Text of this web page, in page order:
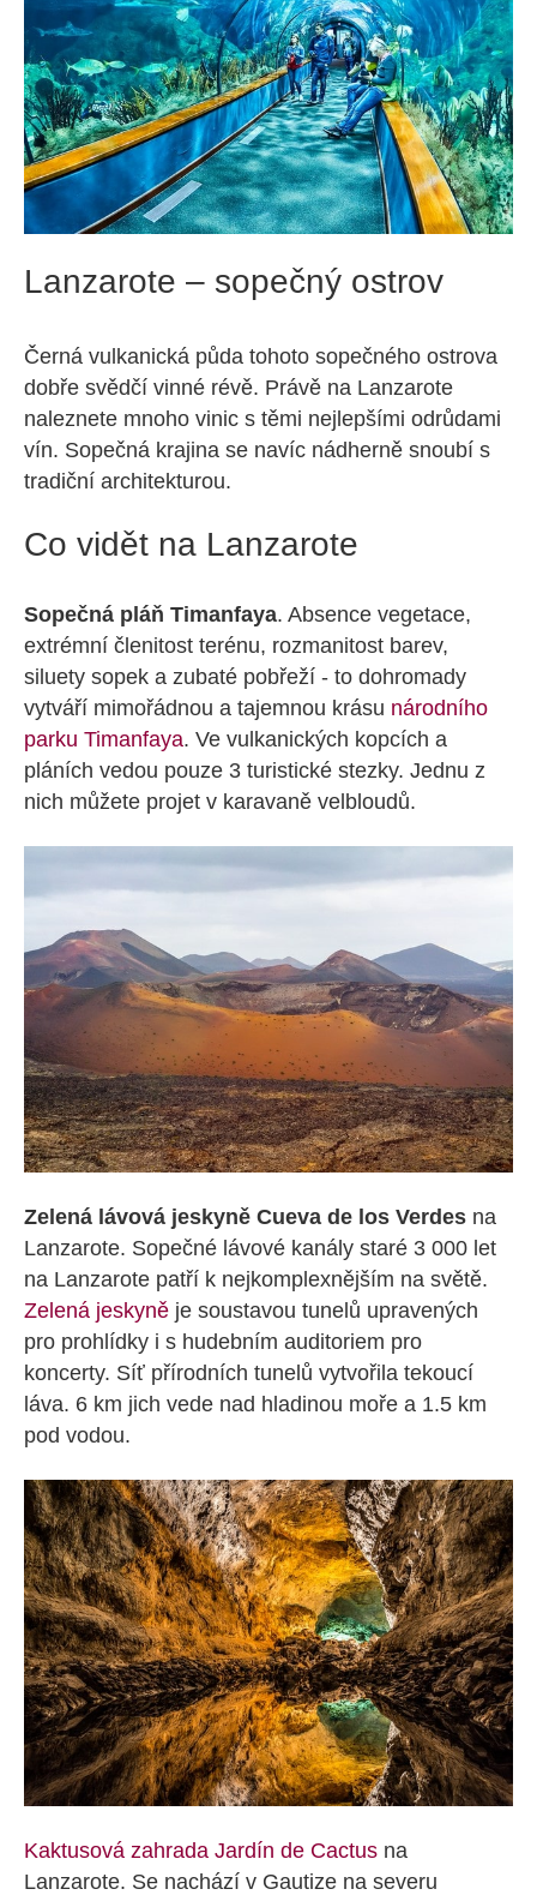
Lanzarote – sopečný ostrov
Černá vulkanická půda tohoto sopečného ostrova
dobře svědčí vinné révě. Právě na Lanzarote
naleznete mnoho vinic s těmi nejlepšími odrůdami
vín. Sopečná krajina se navíc nádherně snoubí s
tradiční architekturou.
Co vidět na Lanzarote
Sopečná pláň Timanfaya. Absence vegetace,
extrémní členitost terénu, rozmanitost barev,
siluety sopek a zubaté pobřeží - to dohromady
vytváří mimořádnou a tajemnou krásu národního
parku Timanfaya. Ve vulkanických kopcích a
pláních vedou pouze 3 turistické stezky. Jednu z
nich můžete projet v karavaně velbloudů.
Zelená lávová jeskyně Cueva de los Verdes na
Lanzarote. Sopečné lávové kanály staré 3 000 let
na Lanzarote patří k nejkomplexnějším na světě.
Zelená jeskyně je soustavou tunelů upravených
pro prohlídky i s hudebním auditoriem pro
koncerty. Síť přírodních tunelů vytvořila tekoucí
láva. 6 km jich vede nad hladinou moře a 1.5 km
pod vodou.
Kaktusová zahrada Jardín de Cactus na
Lanzarote. Se nachází v Gautize na severu